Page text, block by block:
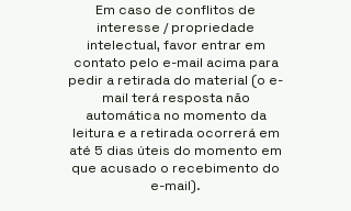
Em caso de conflitos de
interesse / propriedade
intelectual, favor entrar em
contato pelo e-mail acima para
pedir a retirada do material (o e-
mail terá resposta não
automática no momento da
leitura e a retirada ocorrerá em
até 5 dias úteis do momento em
que acusado o recebimento do
e-mail).